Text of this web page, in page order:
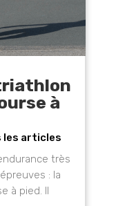
à
les articles
très
: la
à pied. Il